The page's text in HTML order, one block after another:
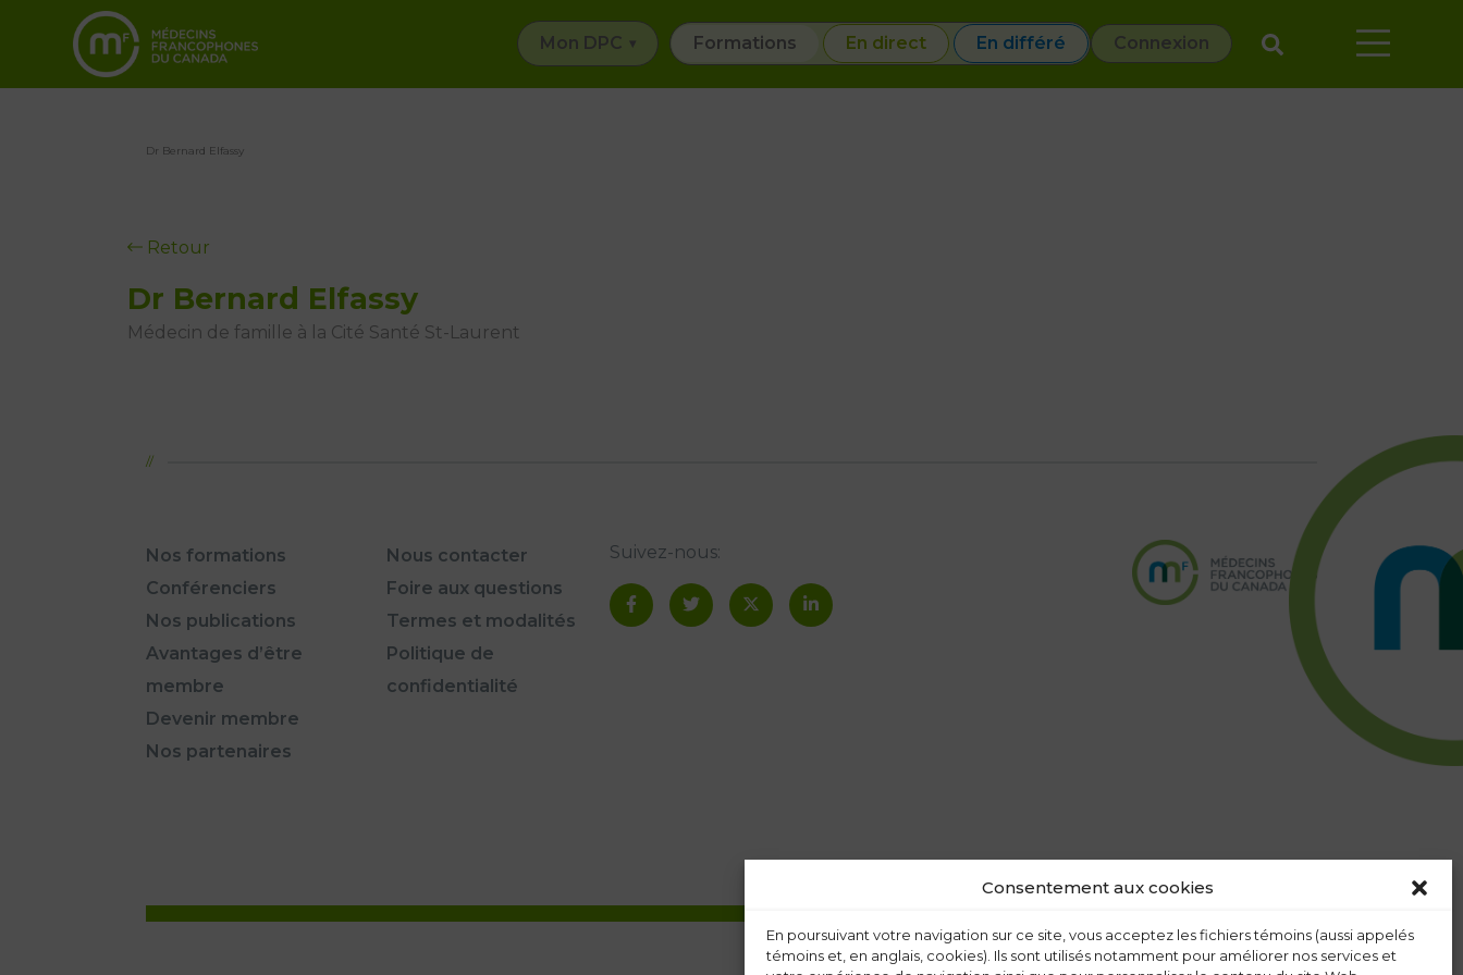
Consentement aux cookies
En poursuivant votre navigation sur ce site, vous acceptez les fichiers témoins (aussi appelés
témoins et, en anglais, cookies). Ils sont utilisés notamment pour améliorer nos services et
Mon DPC Formations En direct En différé Connexion
Dr Bernard Elfassy
Retour
Dr Bernard Elfassy
Médecin de famille à la Cité Santé St-Laurent
Nos formations
Conférenciers
Nos publications
Avantages d’être
membre
Devenir membre
Nos partenaires
Nous contacter
Foire aux questions
Termes et modalités
Politique de
confidentialité
Suivez-nous: